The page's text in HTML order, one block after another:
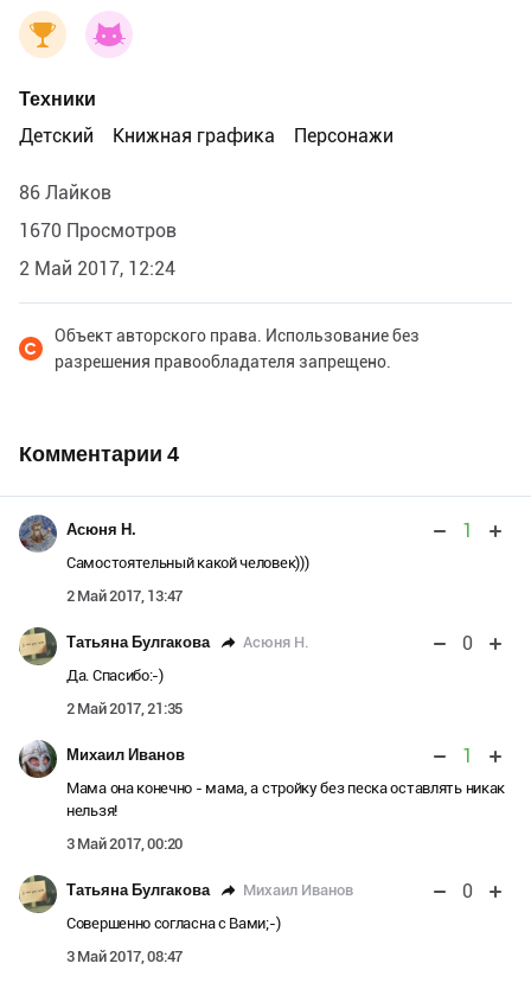
Техники
Детский
Книжная графика Персонажи
86 Лайков
1670 Просмотров
2 Май 2017, 12:24
Объект авторского права. Использование без
разрешения правообладателя запрещено.
Комментарии 4
Асюня Н. 1
Самостоятельный какой человек)))
2 Май 2017, 13:47
Татьяна Булгакова Асюня Н. 0
Да. Спасибо:-)
2 Май 2017, 21:35
Михаил Иванов 1
Мама она конечно - мама, а стройку без песка оставлять никак
нельзя!
3 Май 2017, 00:20
Татьяна Булгакова Михаил Иванов 0
Совершенно согласна с Вами;-)
3 Май 2017, 08:47